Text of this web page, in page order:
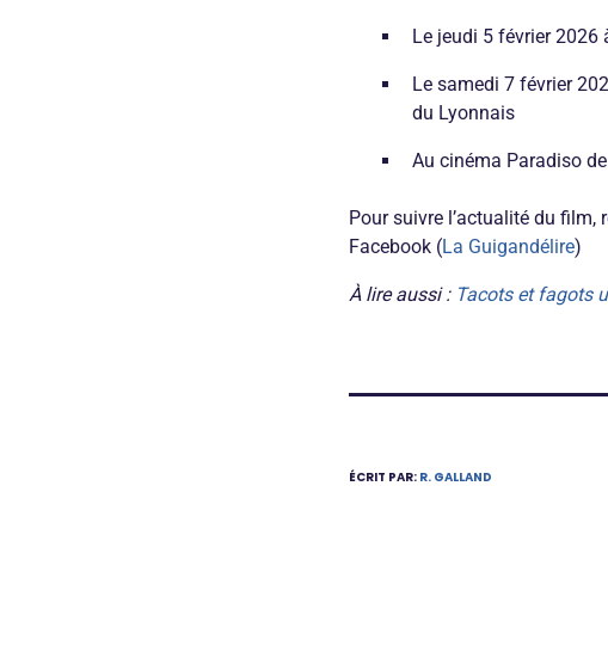
Le jeudi 5 février 2026
Le samedi 7 février
du Lyonnais
Au cinéma Paradiso
Pour suivre l’actualité du film,
Facebook (La Guigandélire)
À lire aussi : Tacots et fagots
ÉCRIT PAR: R. GALLAND